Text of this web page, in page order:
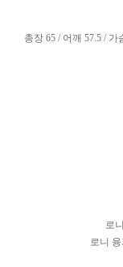
총장 65 / 어깨 57.5 / 가
로
로니